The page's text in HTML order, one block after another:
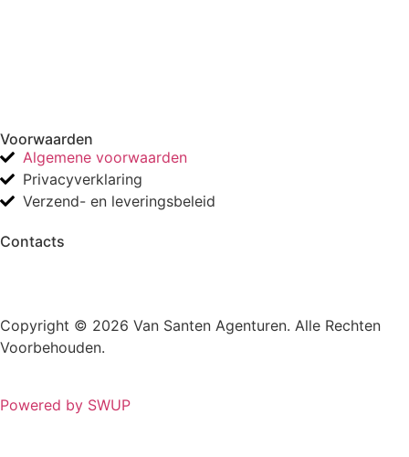
Voorwaarden
Algemene voorwaarden
Privacyverklaring
Verzend- en leveringsbeleid
Contacts
Copyright © 2026 Van Santen Agenturen. Alle Rechten
Voorbehouden.
Powered by SWUP